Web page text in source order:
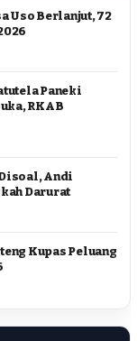
Uso Berlanjut, 72
Paneki
RKAB
Andi
Darurat
Kupas Peluang